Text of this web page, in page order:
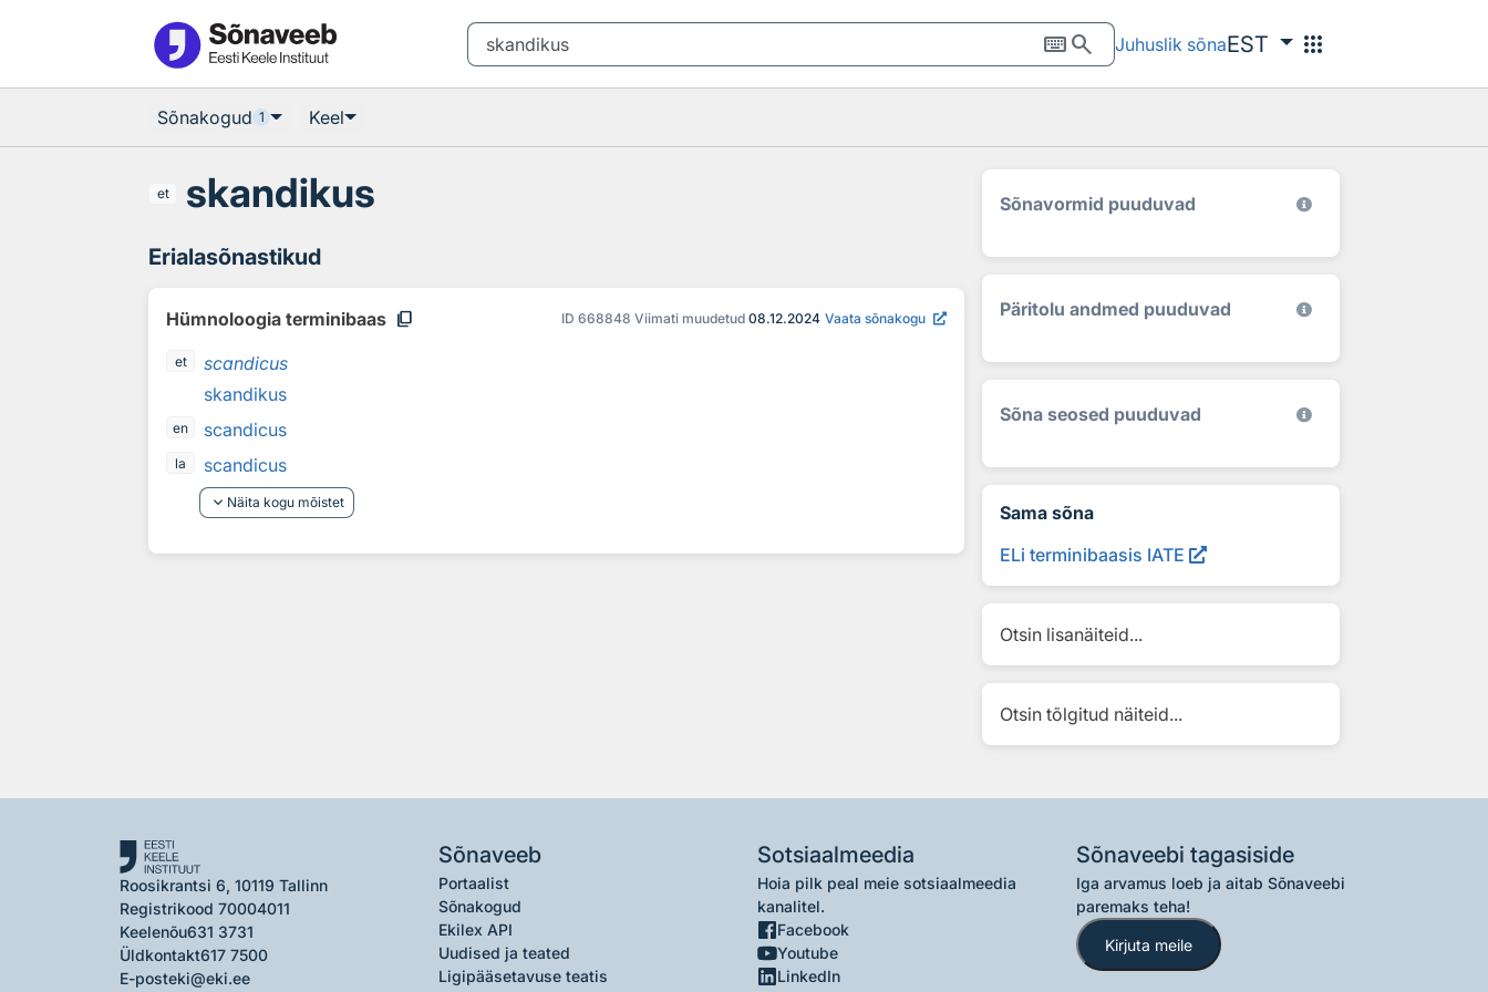
keyboardsearch Juhuslik sõnaEST apps
Sõnakogud 1 Keel
et skandikus
Erialasõnastikud
Hümnoloogia terminibaas content_copy ID 668848 Viimati muudetud 08.12.2024 Vaata sõnakogu
et
scandicus
skandikus
en scandicus
la
scandicus
keyboard_arrow_down Näita kogu mõistet
Sõnavormid puuduvad
Päritolu andmed puuduvad
Sõna seosed puuduvad
Sama sõna
ELi terminibaasis IATE
Otsin lisanäiteid...
Otsin tõlgitud näiteid...
Roosikrantsi 6, 10119 Tallinn
Registrikood 70004011
Keelenõu631 3731
Üldkontakt617 7500
E-posteki@eki.ee
Sõnaveeb
Portaalist
Sõnakogud
Ekilex API
Uudised ja teated
Ligipääsetavuse teatis
Sotsiaalmeedia
Hoia pilk peal meie sotsiaalmeedia
kanalitel.
Facebook
Youtube
LinkedIn
Sõnaveebi tagasiside
Iga arvamus loeb ja aitab Sõnaveebi
paremaks teha!
Kirjuta meile